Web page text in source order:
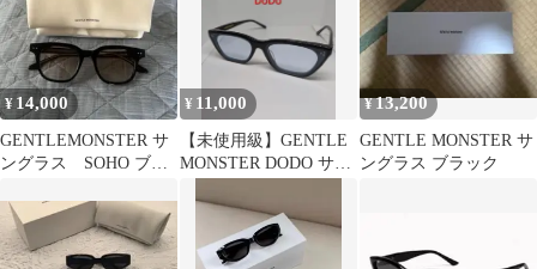
¥ 14,000
GENTLEMONSTER サ
ングラス SOHO ブラ
¥ 11,000
【未使用級】GENTLE
MONSTER DODO サン
¥13,200
GENTLE MONSTER サ
ングラス ブラック